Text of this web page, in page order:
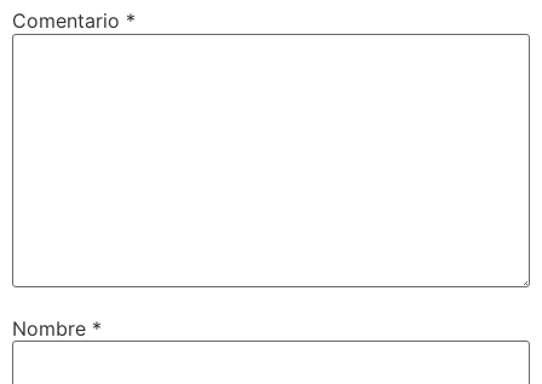
Comentario *
Nombre *